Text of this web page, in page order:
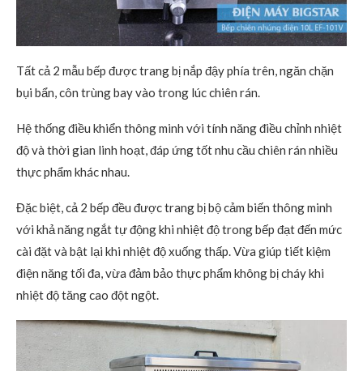
Tất cả 2 mẫu bếp được trang bị nắp đậy phía trên, ngăn chặn
bụi bẩn, côn trùng bay vào trong lúc chiên rán.
Hệ thống điều khiển thông minh với tính năng điều chỉnh nhiệt
độ và thời gian linh hoạt, đáp ứng tốt nhu cầu chiên rán nhiều
thực phẩm khác nhau.
Đặc biệt, cả 2 bếp đều được trang bị bộ cảm biến thông minh
với khả năng ngắt tự động khi nhiệt độ trong bếp đạt đến mức
cài đặt và bật lại khi nhiệt độ xuống thấp. Vừa giúp tiết kiệm
điện năng tối đa, vừa đảm bảo thực phẩm không bị cháy khi
nhiệt độ tăng cao đột ngột.